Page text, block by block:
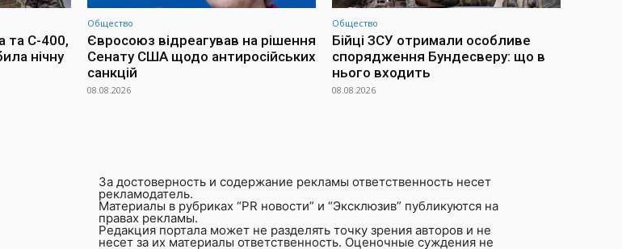
та С-400,
нічну
Общество
Євросоюз відреагував на рішення
Сенату США щодо антиросійських
санкцій
08.08.2026
Общество
Бійці ЗСУ отримали особливе
спорядження Бундесверу: що в
нього входить
08.08.2026
За достоверность и содержание рекламы ответственность несет
рекламодатель.
Материалы в рубриках “PR новости” и “Эксклюзив” публикуются на
правах рекламы.
Редакция портала может не разделять точку зрения авторов и не
несет за их материалы ответственность. Оценочные суждения не